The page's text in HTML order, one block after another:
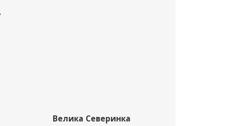
Велика Северинка